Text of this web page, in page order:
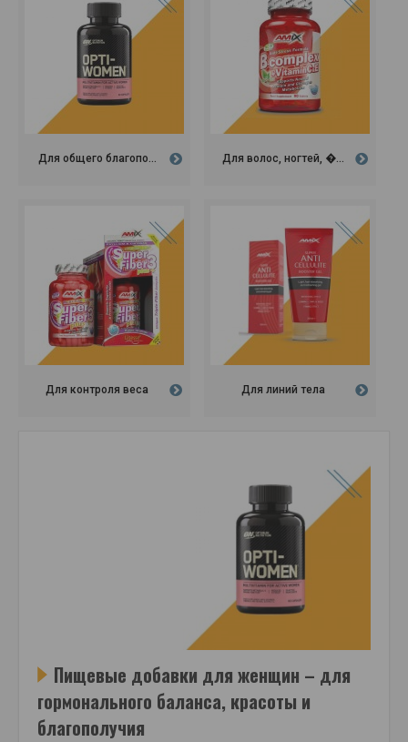
Для общего благопо... Для волос, ногтей, �...
Для контроля веса Для линий тела
Пищевые добавки для женщин – для
гормонального баланса, красоты и
благополучия